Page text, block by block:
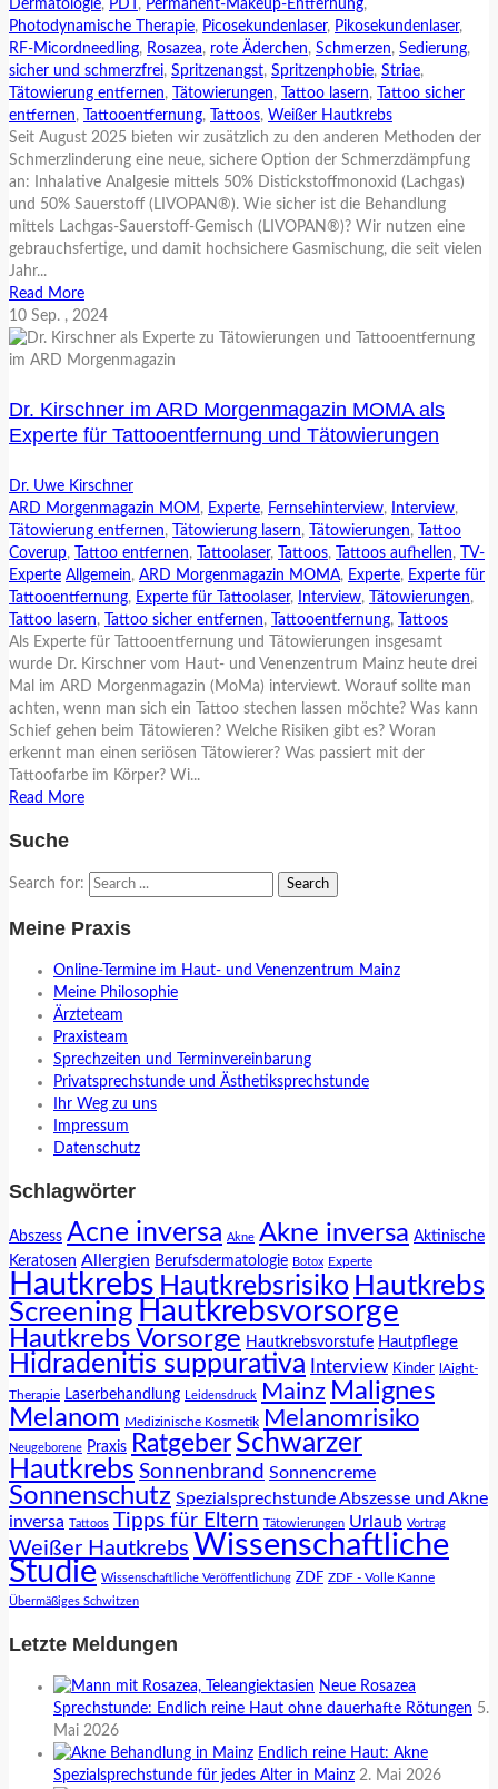
Dermatologie, PDT , Permanent-Makeup-Entfernung,
Photodynamische Therapie, Picosekundenlaser, Pikosekundenlaser,
RF-Micordneedling, Rosazea, rote Äderchen, Schmerzen, Sedierung,
sicher und schmerzfrei, Spritzenangst, Spritzenphobie, Striae,
Tätowierung entfernen, Tätowierungen, Tattoo lasern,
Tattoo sicher
entfernen, Tattooentfernung, Tattoos, Weißer Hautkrebs
Seit August 2025 bieten wir zusätzlich zu den anderen Methoden der
Schmerzlinderung eine neue, sichere Option der Schmerzdämpfung
an: Inhalative Analgesie mittels 50% Distickstoffmonoxid (Lachgas)
und 50% Sauerstoff (LIVOPAN®). Wie sicher ist die Behandlung
mittels Lachgas-Sauerstoff-Gemisch (LIVOPAN®)? Wir nutzen eine
gebrauchsfertige, und damit hochsichere Gasmischung, die seit vielen
Jahr...
Read More
10 Sep. , 2024
Dr. Kirschner im ARD Morgenmagazin MOMA als
Experte für Tattooentfernung und Tätowierungen
Dr. Uwe Kirschner
ARD Morgenmagazin MOM , Experte, Fernsehinterview, Interview,
Tätowierung entfernen, Tätowierung lasern, Tätowierungen,
Tattoo
Coverup, Tattoo entfernen, Tattoolaser, Tattoos, Tattoos aufhellen,
TV-
Experte Allgemein, ARD Morgenmagazin MOMA, Experte, Experte für
Tattooentfernung, Experte für Tattoolaser, Interview, Tätowierungen,
Tattoo lasern, Tattoo sicher entfernen, Tattooentfernung,
Tattoos
Als Experte für Tattooentfernung und Tätowierungen insgesamt
wurde Dr. Kirschner vom Haut- und Venenzentrum Mainz heute drei
Mal im ARD Morgenmagazin (MoMa) interviewt. Worauf sollte man
achten, wenn man sich ein Tattoo stechen lassen möchte? Was kann
Schief gehen beim Tätowieren? Welche Risiken gibt es? Woran
erkennt man einen seriösen Tätowierer? Was passiert mit der
Tattoofarbe im Körper? Wi...
Read More
Suche
Search for:
Meine Praxis
Online-Termine im Haut- und Venenzentrum Mainz
Meine Philosophie
Ärzteteam
Praxisteam
Sprechzeiten und Terminvereinbarung
Privatsprechstunde und Ästhetiksprechstunde
Ihr Weg zu uns
Impressum
Datenschutz
Schlagwörter
Abszess Acne inversa Akne Akne inversa Aktinische
Keratosen Allergien Berufsdermatologie Botox Experte
Hautkrebs Hautkrebsrisiko Hautkrebs
Screening Hautkrebsvorsorge
Hautkrebs Vorsorge Hautkrebsvorstufe Hautpflege
Hidradenitis suppurativa Interview Kinder lAight-
Therapie Laserbehandlung Leidensdruck Mainz Malignes
Melanom Medizinische Kosmetik Melanomrisiko
Neugeborene Praxis Ratgeber Schwarzer
Hautkrebs Sonnenbrand Sonnencreme
Sonnenschutz Spezialsprechstunde Abszesse und Akne
inversa
Tattoos Tipps für Eltern Tätowierungen Urlaub Vortrag
Weißer Hautkrebs Wissenschaftliche
Studie Wissenschaftliche Veröffentlichung ZDF ZDF - Volle Kanne
Übermäßiges Schwitzen
Letzte Meldungen
Neue Rosazea
Sprechstunde: Endlich reine Haut ohne dauerhafte Rötungen 5.
Mai 2026
Endlich reine Haut: Akne
Spezialsprechstunde für jedes Alter in Mainz 2. Mai 2026